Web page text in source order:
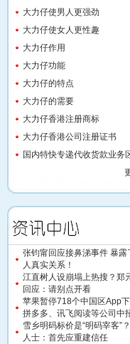
大力仔使男人更强劲
大力仔使女人更性趣
大力仔作用
大力仔功能
大力仔的特点
大力仔的需要
大力仔香港注册商标
大力仔香港公司注册证书
国内特快专递代收货款业务
张钧甯回应接鼻涕事件 暴露
人真实关系！
江直树人设崩塌上热搜？郑
回应：请别点开看
苹果暂停718个中国区App
拼多多、讯飞阅读等公司中
雪乡明码标价是“明码宰客”
人士：首先应重建信任